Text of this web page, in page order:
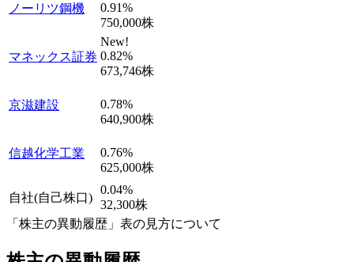
ノーリツ鋼機 0.91%
750,000株
マネックス証券
New!
0.82%
673,746株
京滋建設 0.78%
640,900株
信越化学工業 0.76%
625,000株
自社(自己株口)
0.04%
32,300株
「株主の異動履歴」表の見方について